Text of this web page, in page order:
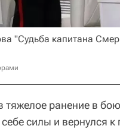
"Судьба капитана
тяжелое ранение в
силы и вернулся